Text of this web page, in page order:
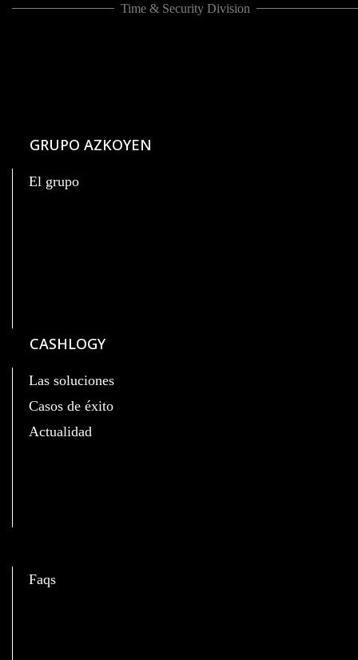
Time & Security Division
GRUPO AZKOYEN
El grupo
CASHLOGY
Las soluciones
Casos de éxito
Actualidad
Faqs